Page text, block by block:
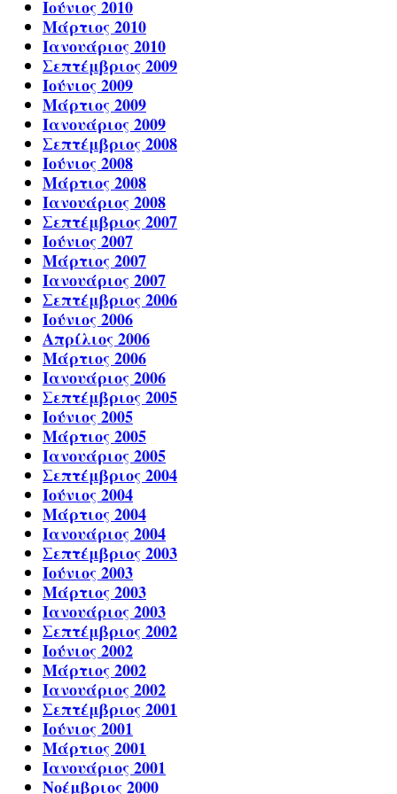
Ιούνιος 2010
Μάρτιος 2010
Ιανουάριος 2010
Σεπτέμβριος 2009
Ιούνιος 2009
Μάρτιος 2009
Ιανουάριος 2009
Σεπτέμβριος 2008
Ιούνιος 2008
Μάρτιος 2008
Ιανουάριος 2008
Σεπτέμβριος 2007
Ιούνιος 2007
Μάρτιος 2007
Ιανουάριος 2007
Σεπτέμβριος 2006
Ιούνιος 2006
Απρίλιος 2006
Μάρτιος 2006
Ιανουάριος 2006
Σεπτέμβριος 2005
Ιούνιος 2005
Μάρτιος 2005
Ιανουάριος 2005
Σεπτέμβριος 2004
Ιούνιος 2004
Μάρτιος 2004
Ιανουάριος 2004
Σεπτέμβριος 2003
Ιούνιος 2003
Μάρτιος 2003
Ιανουάριος 2003
Σεπτέμβριος 2002
Ιούνιος 2002
Μάρτιος 2002
Ιανουάριος 2002
Σεπτέμβριος 2001
Ιούνιος 2001
Μάρτιος 2001
Ιανουάριος 2001
Νοέμβριος 2000